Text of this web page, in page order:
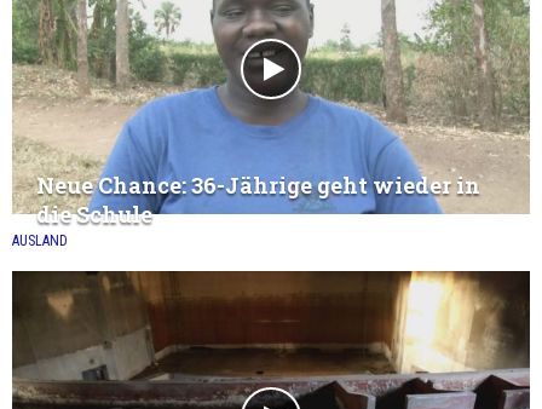
AUSLAND
Neue Chance: 36-Jährige geht wieder in
die Schule